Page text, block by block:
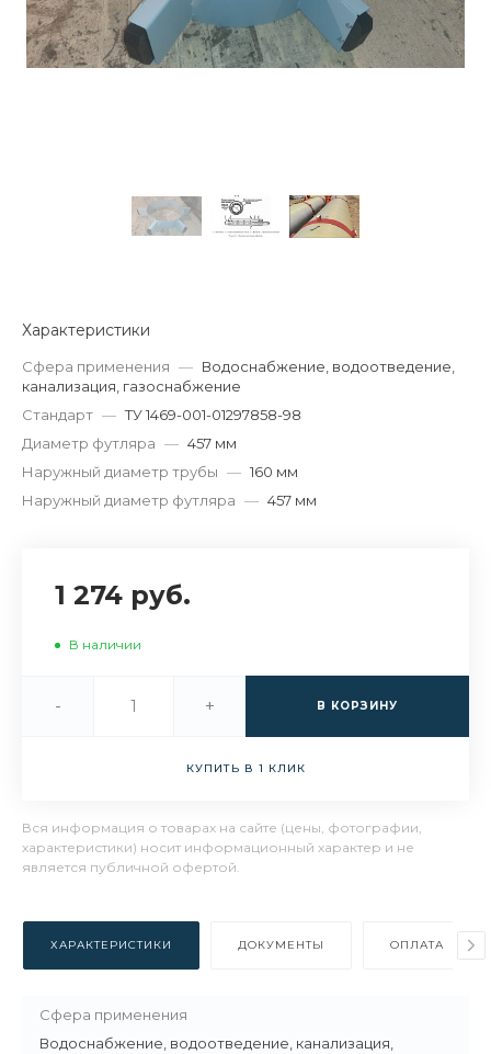
Характеристики
Сфера применения — Водоснабжение, водоотведение,
канализация, газоснабжение
Стандарт — ТУ 1469-001-01297858-98
Диаметр футляра — 457 мм
Наружный диаметр трубы — 160 мм
Наружный диаметр футляра — 457 мм
1 274 руб.
В наличии
- + В КОРЗИНУ
КУПИТЬ В 1 КЛИК
Вся информация о товарах на сайте (цены, фотографии,
характеристики) носит информационный характер и не
является публичной офертой.
ХАРАКТЕРИСТИКИ ДОКУМЕНТЫ ОПЛАТА
Сфера применения
Водоснабжение, водоотведение, канализация,